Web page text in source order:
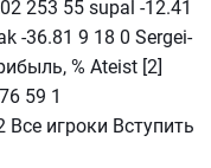
253 55 supal -12.41
-36.81 9 18 0 Sergei-
% Ateist [2]
59 1
Все игроки Вступить